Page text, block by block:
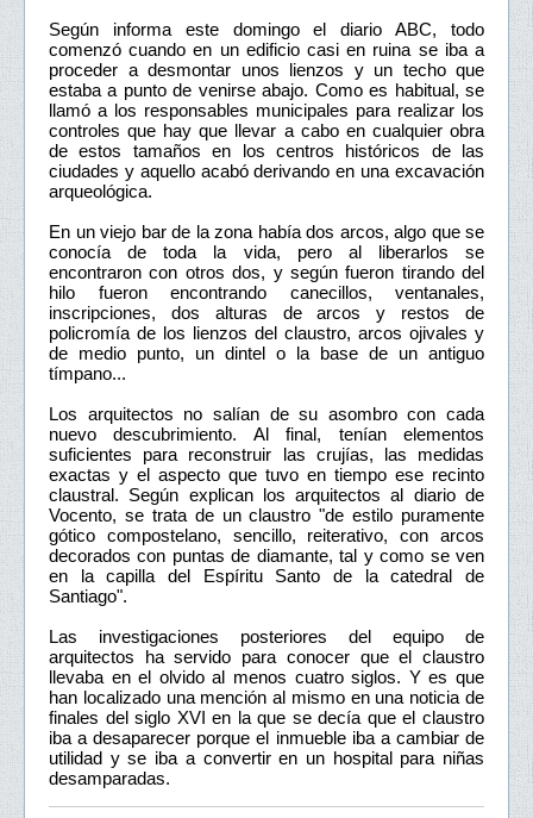
Según informa este domingo el diario ABC, todo
comenzó cuando en un edificio casi en ruina se iba a
proceder a desmontar unos lienzos y un techo que
estaba a punto de venirse abajo. Como es habitual, se
llamó a los responsables municipales para realizar los
controles que hay que llevar a cabo en cualquier obra
de estos tamaños en los centros históricos de las
ciudades y aquello acabó derivando en una excavación
arqueológica.
En un viejo bar de la zona había dos arcos, algo que se
conocía de toda la vida, pero al liberarlos se
encontraron con otros dos, y según fueron tirando del
hilo fueron encontrando canecillos, ventanales,
inscripciones, dos alturas de arcos y restos de
policromía de los lienzos del claustro, arcos ojivales y
de medio punto, un dintel o la base de un antiguo
tímpano...
Los arquitectos no salían de su asombro con cada
nuevo descubrimiento. Al final, tenían elementos
suficientes para reconstruir las crujías, las medidas
exactas y el aspecto que tuvo en tiempo ese recinto
claustral. Según explican los arquitectos al diario de
Vocento, se trata de un claustro "de estilo puramente
gótico compostelano, sencillo, reiterativo, con arcos
decorados con puntas de diamante, tal y como se ven
en la capilla del Espíritu Santo de la catedral de
Santiago".
Las investigaciones posteriores del equipo de
arquitectos ha servido para conocer que el claustro
llevaba en el olvido al menos cuatro siglos. Y es que
han localizado una mención al mismo en una noticia de
finales del siglo XVI en la que se decía que el claustro
iba a desaparecer porque el inmueble iba a cambiar de
utilidad y se iba a convertir en un hospital para niñas
desamparadas.